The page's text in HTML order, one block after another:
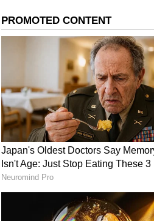
ಕೂತ್ಕೊಳ್ಳಿ, ಇಲ್ಲಾ ಎದ್ದೋಗಿ;